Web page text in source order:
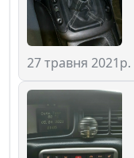
27 травня 2021р.